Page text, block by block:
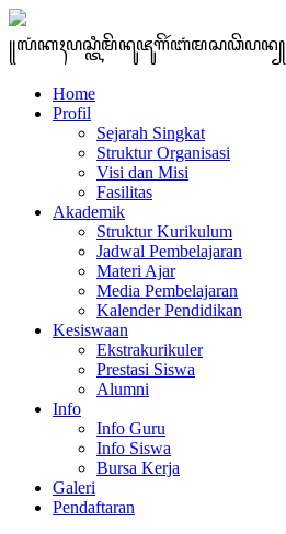
꧋ꦭꦁꦏꦃꦥꦱ꧀ꦠꦶꦩꦼꦤꦸꦗꦸꦒꦼꦂꦧꦁꦩꦱꦣꦼꦥꦤ꧀
Home
Profil
Sejarah Singkat
Struktur Organisasi
Visi dan Misi
Fasilitas
Akademik
Struktur Kurikulum
Jadwal Pembelajaran
Materi Ajar
Media Pembelajaran
Kalender Pendidikan
Kesiswaan
Ekstrakurikuler
Prestasi Siswa
Alumni
Info
Info Guru
Info Siswa
Bursa Kerja
Galeri
Pendaftaran